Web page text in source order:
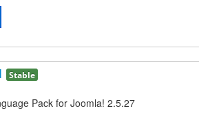
Stable
Pack for Joomla! 2.5.27